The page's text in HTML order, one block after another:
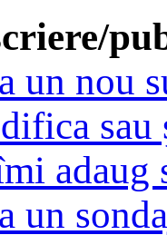
un nou
sau
adaug
un